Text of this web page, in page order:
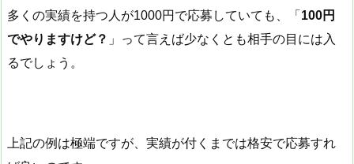
多くの実績を持つ人が1000円で応募していても、「 100円
でやりますけど？ 」って言えば少なくとも相手の目には入
るでしょう。
上記の例は極端ですが、実績が付くまでは格安で応募すれ